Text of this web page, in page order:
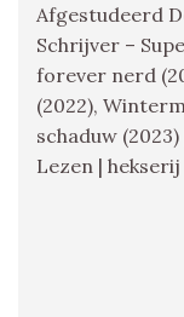
Afgestudeerd
Schrijver –
forever nerd
(2022),
schaduw
Lezen | hekserij